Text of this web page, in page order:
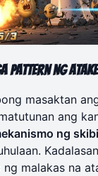
Pattern ng
masaktan
ang
ng
malakas na